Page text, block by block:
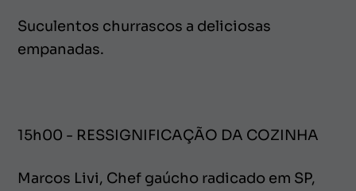
Suculentos churrascos a deliciosas
empanadas.
15h00 - RESSIGNIFICAÇÃO DA COZINHA
Marcos Livi, Chef gaúcho radicado em SP,